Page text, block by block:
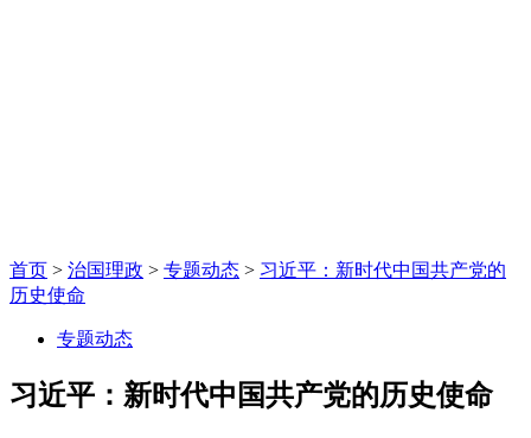
首页 > 治国理政 > 专题动态 > 习近平：新时代中国共产党的
历史使命
专题动态
习近平：新时代中国共产党的历史使命